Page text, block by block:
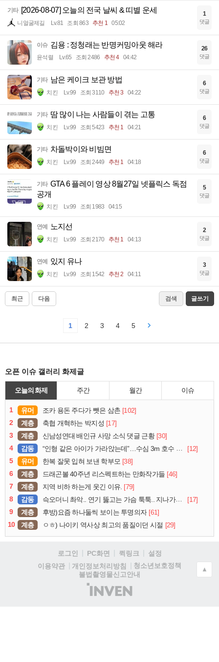
기타 [2026-08-07] 오늘의 전국 날씨 & 띠별 운세
니얼굴제길 Lv.81 조회 863 추천 1 05:02
1
댓글
이슈 김용 : 정청래는 반명커밍아웃 해라
윤석렬 Lv.65 조회 2486 추천 4 04:42
26
댓글
기타 남은 케이크 보관 방법
치킨 Lv.99 조회 3110 추천 3 04:22
6
댓글
기타 땀 많이 나는 사람들이 겪는 고통
치킨 Lv.99 조회 5423 추천 1 04:21
6
댓글
기타 차돌박이와 비빔면
치킨 Lv.99 조회 2449 추천 1 04:18
6
댓글
기타 GTA 6 플레이 영상 8월27일 넷플릭스 독점
공개
치킨 Lv.99 조회 1983 04:15
5
댓글
연예 노지선
치킨 Lv.99 조회 2170 추천 1 04:13
2
댓글
연예 있지 유나
치킨 Lv.99 조회 1542 추천 2 04:11
3
댓글
최근 다음 검색 글쓰기
1 2 3 4 5
오픈 이슈 갤러리 화제글
오늘의 화제 주간 월간 이슈
1 유머 조카 용돈 주다가 뺏은 삼촌 [102]
2
계층 축협 개혁하는 박지성 [17]
3
계층 신남성연대 배인규 사망 소식 댓글 근황 [30]
4
감동 “인형 같은 아이가 가라앉는데”…수심 3m 호수 뛰어든 60대 의인
[12]
5
유머 한복 잘못 입혀 보낸 학부모 [38]
6
계층 드래곤볼 40주년 리스펙트하는 만화작가들 [46]
7
계층 지역 비하 하는게 웃긴 이유. [79]
8
감동 슥오더니 촤악.. 연기 뚫고는 가슴 툭툭.. 지나가던 아재의 정체
[17]
9
계층 후방)요즘 하나둘씩 보이는 투명의자 [61]
10
계층 ㅇㅎ) 나이키 역사상 최고의 품질이던 시절 [29]
로그인 PC화면 퀵링크
설정
이용약관
개인정보처리방침
청소년보호정책
불법촬영물신고안내
(주)
인
▲